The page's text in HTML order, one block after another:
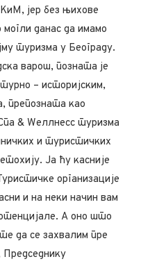
јер без њихове
данас да имамо
туризма у Београду.
варош, позната је
– историјским,
препозната као
& Wеллнесс туризма
и туристичких
Ја ћу касније
организације
и на неки начин вам
А оно што
да се захвалим пре
Председнику